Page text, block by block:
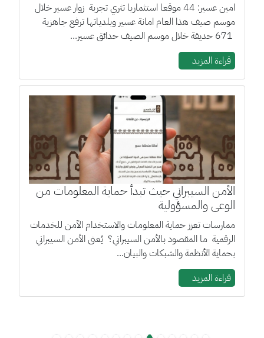
امين عسير: 44 موقعا استثماريا تثري تجربة زوار عسير خلال
موسم صيف هذا العام امانة عسير وبلدياتها ترفع جاهزية
قراءة المزيد
الأمن السيبراني حيث تبدأ حماية المعلومات من
الوعي والمسؤولية
ممارسات تعزز حماية المعلومات والاستخدام الآمن للخدمات
الرقمية ما المقصود بالأمن السيبراني؟ يُعنى الأمن السيبراني
بحماية الأنظمة والشبكات والبيان...
قراءة المزيد